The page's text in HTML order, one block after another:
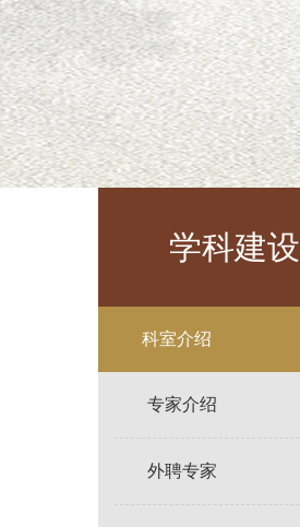
学科建设
科室介绍
专家介绍
外聘专家